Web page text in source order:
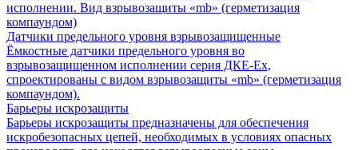
исполнении. Вид взрывозащиты «mb» (герметизация
компаундом)
Датчики предельного уровня взрывозащищенные
Ёмкостные датчики предельного уровня во
взрывозащищенном исполнении серия ДКЕ-Ех,
спроектированы с видом взрывозащиты «mb» (герметизация
компаундом).
Барьеры искрозащиты
Барьеры искрозащиты предназначены для обеспечения
искробезопасных цепей, необходимых в условиях опасных